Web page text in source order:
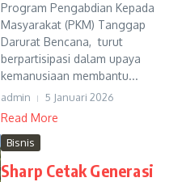
Program Pengabdian Kepada
Masyarakat (PKM) Tanggap
Darurat Bencana, turut
berpartisipasi dalam upaya
kemanusiaan membantu...
admin 5 Januari 2026
Read More
Bisnis
Sharp Cetak Generasi